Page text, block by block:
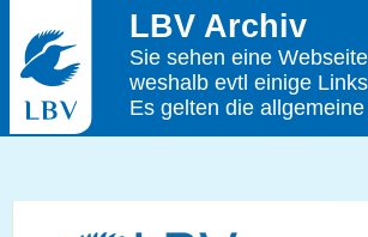
LBV Archiv
Sie sehen eine
weshalb evtl einige
Es gelten die allgemeine